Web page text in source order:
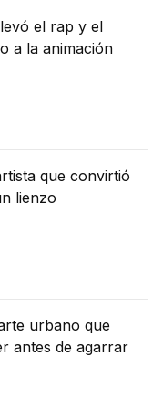
el rap y el
a la animación
que convirtió
lienzo
urbano que
antes de agarrar